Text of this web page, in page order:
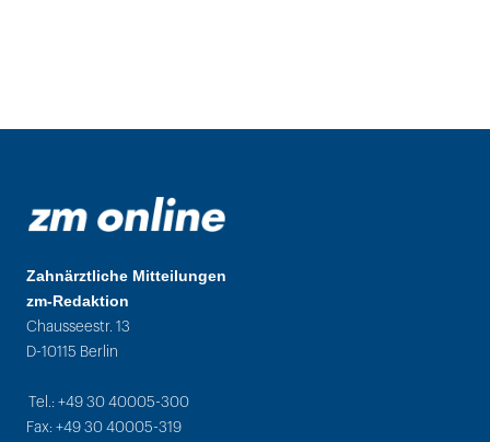
Zahnärztliche Mitteilungen
zm-Redaktion
Chausseestr. 13
D-10115 Berlin
Tel.: +49 30 40005-300
Fax: +49 30 40005-319